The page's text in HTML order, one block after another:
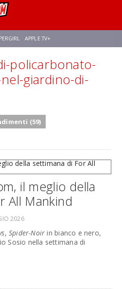
APPLE TV+
STAR TREK AVENGERS: DOOMSDAY
policarbonato-
giardino-di-
(59)
il meglio della
All Mankind
2026
, Spider-Noir in bianco e nero,
Sosio nella settimana di